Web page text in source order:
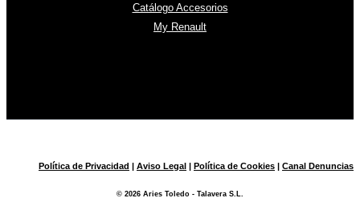
Catálogo Accesorios
My Renault
Política de Privacidad | Aviso Legal | Política de Cookies | Canal Denuncias
© 2026 Aries Toledo - Talavera S.L.